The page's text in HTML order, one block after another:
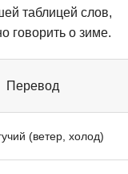
таблицей слов,
говорить о зиме.
Перевод
(ветер, холод)